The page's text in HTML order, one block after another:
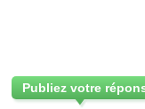
Publiez votre